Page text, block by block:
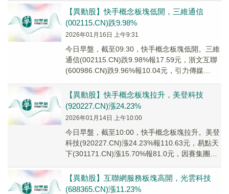
【異動股】快手概念板塊低開，三維通信
(002115.CN)跌9.98%
2026年01月16日 上午9:31
今日早盤，截至09:30，快手概念板塊低開。三維
通信(002115.CN)跌9.98%報17.59元，浙文互聯
(600986.CN)跌9.96%報10.04元，引力傳媒
【異動股】快手概念板塊拉升，美登科技
(920227.CN)漲24.23%
2026年01月14日 上午10:00
今日早盤，截至10:00，快手概念板塊拉升。美登
科技(920227.CN)漲24.23%報110.63元，易點天
下(301171.CN)漲15.70%報81.0元，因賽集團
【異動股】互聯網服務板塊高開，光雲科技
(688365.CN)漲11.23%